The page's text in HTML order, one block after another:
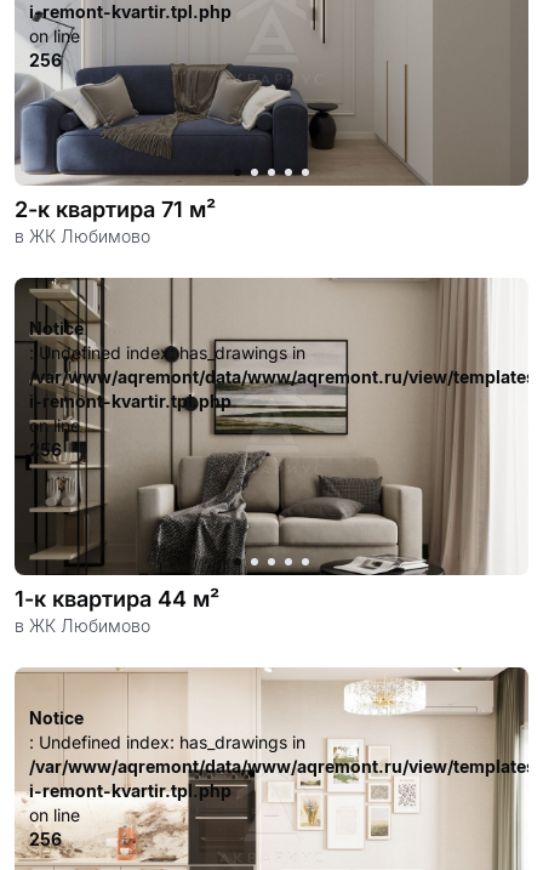
i-remont-kvartir.tpl.php
on line
256
2-к квартира 71 м²
в ЖК Любимово
Notice
: Undefined index: has_drawings in
/var/www/aqremont/data/www/aqremont.ru/view/
i-remont-kvartir.tpl.php
on line
256
1-к квартира 44 м²
в ЖК Любимово
Notice
: Undefined index: has_drawings in
/var/www/aqremont/data/www/aqremont.ru/view/
i-remont-kvartir.tpl.php
on line
256